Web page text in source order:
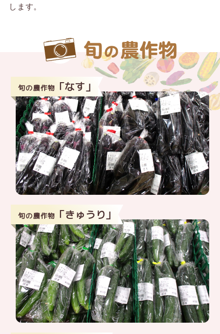
します。
旬の農作物 「なす」
旬の農作物 「きゅうり」